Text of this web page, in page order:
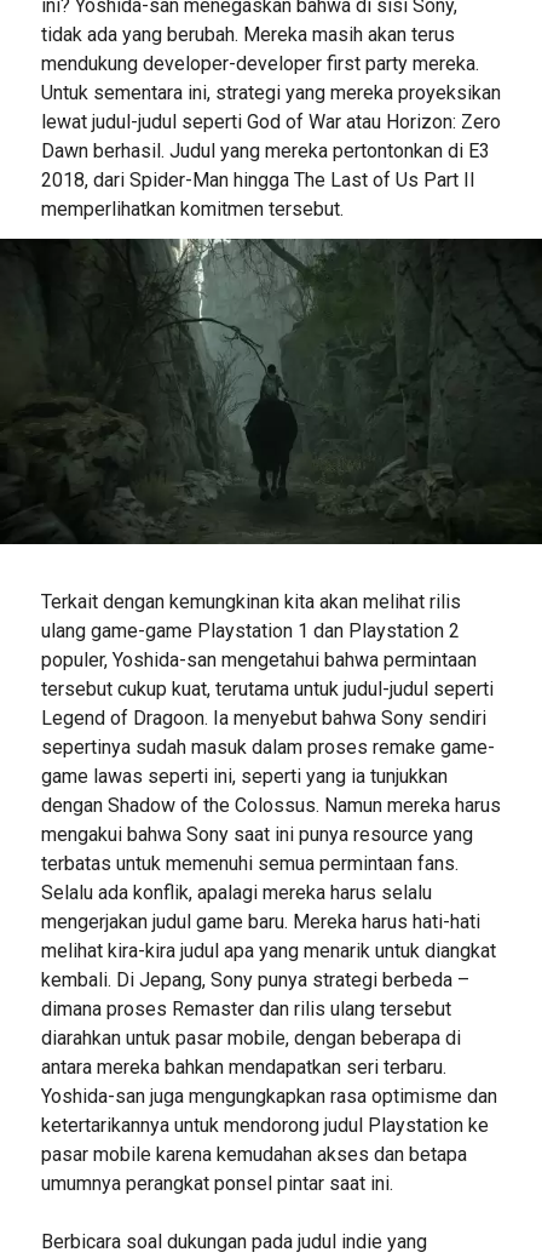
ini? Yoshida-san menegaskan bahwa di sisi Sony,
tidak ada yang berubah. Mereka masih akan terus
mendukung developer-developer first party mereka.
Untuk sementara ini, strategi yang mereka proyeksikan
lewat judul-judul seperti God of War atau Horizon: Zero
Dawn berhasil. Judul yang mereka pertontonkan di E3
2018, dari Spider-Man hingga The Last of Us Part II
memperlihatkan komitmen tersebut.
Terkait dengan kemungkinan kita akan melihat rilis
ulang game-game Playstation 1 dan Playstation 2
populer, Yoshida-san mengetahui bahwa permintaan
tersebut cukup kuat, terutama untuk judul-judul seperti
Legend of Dragoon. Ia menyebut bahwa Sony sendiri
sepertinya sudah masuk dalam proses remake game-
game lawas seperti ini, seperti yang ia tunjukkan
dengan Shadow of the Colossus. Namun mereka harus
mengakui bahwa Sony saat ini punya resource yang
terbatas untuk memenuhi semua permintaan fans.
Selalu ada konflik, apalagi mereka harus selalu
mengerjakan judul game baru. Mereka harus hati-hati
melihat kira-kira judul apa yang menarik untuk diangkat
kembali. Di Jepang, Sony punya strategi berbeda –
dimana proses Remaster dan rilis ulang tersebut
diarahkan untuk pasar mobile, dengan beberapa di
antara mereka bahkan mendapatkan seri terbaru.
Yoshida-san juga mengungkapkan rasa optimisme dan
ketertarikannya untuk mendorong judul Playstation ke
pasar mobile karena kemudahan akses dan betapa
umumnya perangkat ponsel pintar saat ini.
Berbicara soal dukungan pada judul indie yang